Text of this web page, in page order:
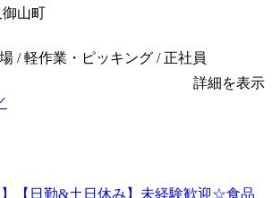
山町
/ 軽作業・ピッキング / 正社員
詳細を表示